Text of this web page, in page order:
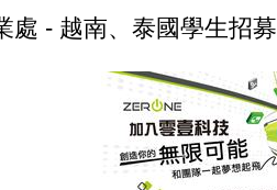
處 - 越南、泰國學生招募